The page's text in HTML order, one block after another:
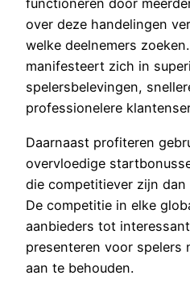
functioneren door
over deze handelingen
welke deelnemers
manifesteert zich in
spelersbelevingen,
professionelere
Daarnaast profiteren
overvloedige
die competitiever zijn
De competitie in elke
aanbieders tot
presenteren voor spelers
aan te behouden.